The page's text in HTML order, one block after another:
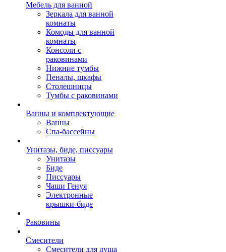
Мебель для ванной
Зеркала для ванной
комнаты
Комоды для ванной
комнаты
Консоли с
раковинами
Нижние тумбы
Пеналы, шкафы
Столешницы
Тумбы с раковинами
Ванны и комплектующие
Ванны
Спа-бассейны
Унитазы, биде, писсуары
Унитазы
Биде
Писсуары
Чаши Генуя
Электронные
крышки-биде
Раковины
Смесители
Смесители для душа